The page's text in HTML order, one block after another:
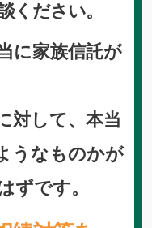
ください。
に家族信託が
対して、本当
うなものかが
ずです。